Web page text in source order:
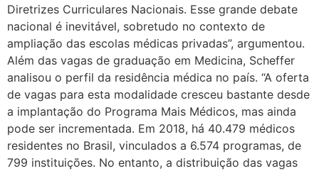
Diretrizes Curriculares Nacionais. Esse grande debate
nacional é inevitável, sobretudo no contexto de
ampliação das escolas médicas privadas”, argumentou.
Além das vagas de graduação em Medicina, Scheffer
analisou o perfil da residência médica no país. “A oferta
de vagas para esta modalidade cresceu bastante desde
a implantação do Programa Mais Médicos, mas ainda
pode ser incrementada. Em 2018, há 40.479 médicos
residentes no Brasil, vinculados a 6.574 programas, de
799 instituições. No entanto, a distribuição das vagas